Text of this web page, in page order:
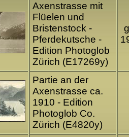
Axenstrasse mit
Flüelen und
Bristenstock -
Pferdekutsche -
Edition Photoglob
Zürich (E17269y)
Partie an der
Axenstrasse ca.
1910 - Edition
Photoglob Co.
Zürich (E4820y)